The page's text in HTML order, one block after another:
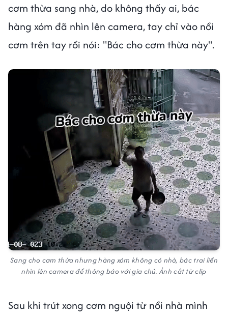
cơm thừa sang nhà, do không thấy ai, bác
hàng xóm đã nhìn lên camera, tay chỉ vào nồi
cơm trên tay rồi nói: "Bác cho cơm thừa này".
Sang cho cơm thừa nhưng hàng xóm không có nhà, bác trai liền
nhìn lên camera để thông báo với gia chủ. Ảnh cắt từ clip
Sau khi trút xong cơm nguội từ nồi nhà mình